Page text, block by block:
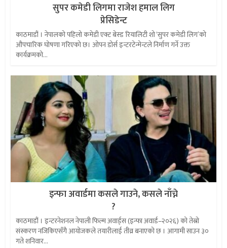
सुपर कमेडी लिगमा राजेश हमाल लिग
प्रेसिडेन्ट
काठमाडौं । नेपालको पहिलो कमेडी एक्ट बेस्ड रियालिटी शो ‘सुपर कमेडी लिग’को
औपचारिक घोषणा गरिएको छ। ओपन डोर्स इन्टरटेन्मेन्टले निर्माण गर्ने उक्त
कार्यक्रमको...
इन्फा अवार्डमा कसले गाउने, कसले नाँच्ने
?
काठमाडौं । इन्टरनेशनल नेपाली फिल्म अवार्ड्स (इन्फा अवार्ड–२०२६) को तेस्रो
संस्करण नजिकिएसँगै आयोजकले तयारीलाई तीव्र बनाएको छ । आगामी साउन ३०
गते शनिवार...